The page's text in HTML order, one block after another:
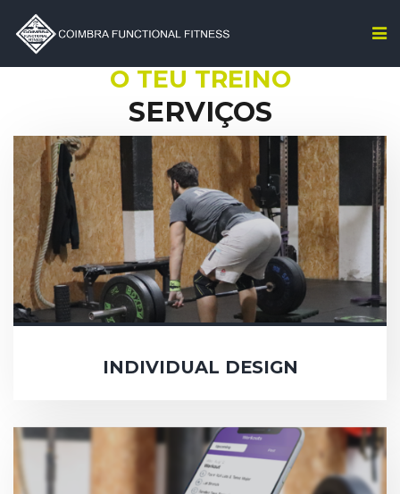
SERVIÇOS
O TEU TREINO
INDIVIDUAL DESIGN